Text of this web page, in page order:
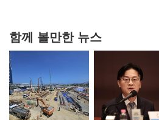
함께 볼만한 뉴스